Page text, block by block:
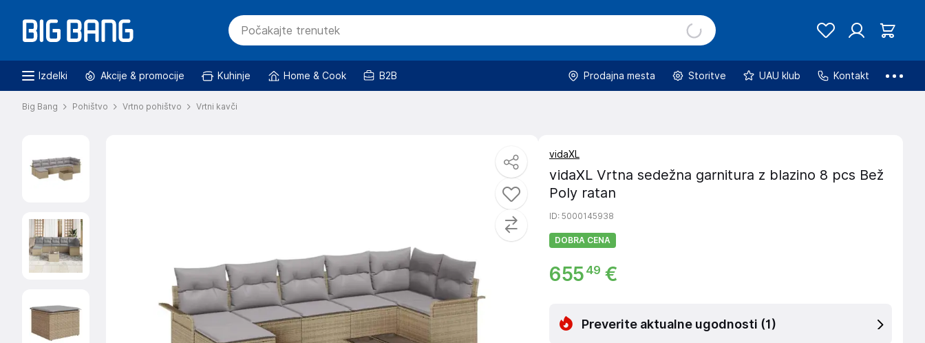
Izdelki Akcije & promocije Kuhinje Home & Cook B2B Prodajna mesta Storitve UAU klub Kontakt
Big Bang Pohištvo Vrtno pohištvo Vrtni kavči
vidaXL
vidaXL Vrtna sedežna garnitura z blazino 8 pcs Bež
Poly ratan
ID: 5000145938
DOBRA CENA
655 49 €
Preverite aktualne ugodnosti (1)